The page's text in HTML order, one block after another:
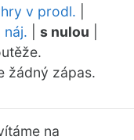
v prodl.
s nulou
žádný zápas.
na